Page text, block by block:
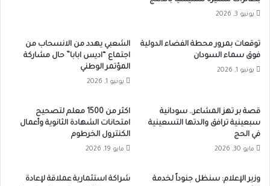
يونيو 3, 2026
توقعات بمرور محطة الفضاء الدولية
فوق سماء السودان
يونيو 1, 2026
الشعبي يهدد من الانسحاب من
اجتماع “اديس ابابا” حال مشاركة
المؤتمر الوطني
يونيو 1, 2026
قصة بر تهز المشاعر.. سودانية
سبعينية ترافق والدتها التسعينية
في الحج
مايو 30, 2026
اكثر من 1500 معلم لتصحيح
امتحانات الشهادة الثانوية وأعمال
الكنترول الخرطوم
مايو 19, 2026
وزير الإعلام: سنظل جنوداً لخدمة
شراكة استثمارية عملاقة لإعادة